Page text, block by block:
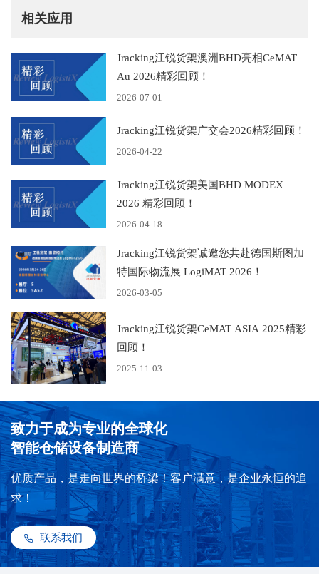
相关应用
Jracking江锐货架澳洲BHD亮相CeMAT
Au 2026精彩回顾！
2026-07-01
Jracking江锐货架广交会2026精彩回顾！
2026-04-22
Jracking江锐货架美国BHD ‌MODEX
2026 精彩回顾！
2026-04-18
Jracking江锐货架诚邀您共赴德国斯图加
特国际物流展 LogiMAT 2026！
2026-03-05
Jracking江锐货架CeMAT ASIA 2025精彩
回顾！
2025-11-03
致力于成为专业的全球化
智能仓储设备制造商
优质产品，是走向世界的桥梁！客户满意，是企业永恒的追
求！
联系我们